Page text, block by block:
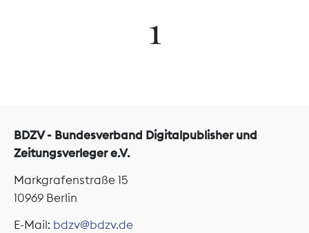
1
BDZV - Bundesverband Digitalpublisher und
Zeitungsverleger e.V.
Markgrafenstraße 15
10969 Berlin
E-Mail: bdzv@bdzv.de